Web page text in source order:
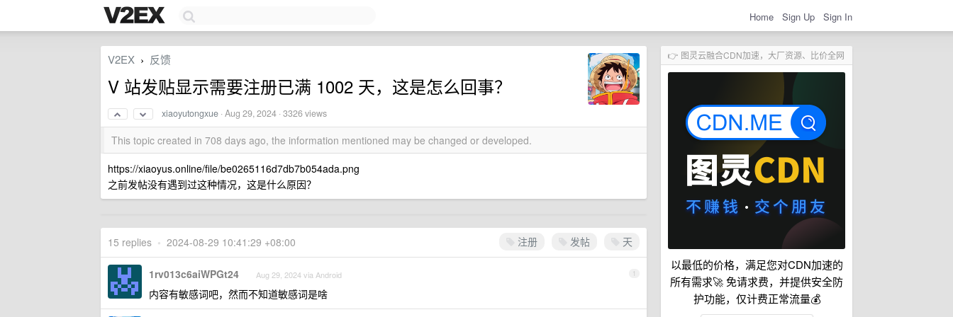
Home Sign Up Sign In
👉 图灵云融合CDN加速，大厂资源、比价全网
以最低的价格，满足您对CDN加速的
所有需求🚀 免请求费，并提供安全防
护功能，仅计费正常流量💰
V2EX › 反馈
V 站发贴显示需要注册已满 1002 天，这是怎么回事？
xiaoyutongxue ·Aug 29, 2024 · 3326 views
This topic created in 708 days ago, the information mentioned may be changed or developed.
https://xiaoyus.online/file/be0265116d7db7b054ada.png
之前发帖没有遇到过这种情况，这是什么原因？
注册 发帖 天
15 replies • 2024-08-29 10:41:29 +08:00
1
1rv013c6aiWPGt24 Aug 29, 2024 via Android
内容有敏感词吧，然而不知道敏感词是啥